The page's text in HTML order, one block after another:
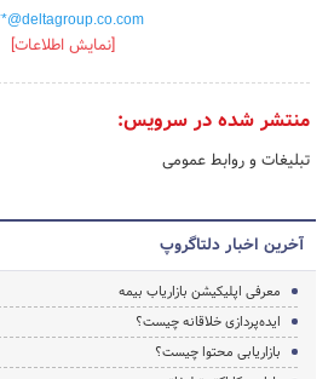
[نمایش اطلاعات]
منتشر شده در سرویس:
تبلیغات و روابط عمومی
آخرین اخبار دلتاگروپ
معرفی اپلیکیشن بازاریاب بیمه
ایده‌پردازی خلاقانه چیست؟
بازاریابی محتوا چیست؟